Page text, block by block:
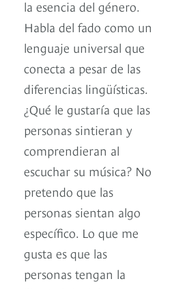
la esencia del género.
Habla del fado como un
lenguaje universal que
conecta a pesar de las
diferencias lingüísticas.
¿Qué le gustaría que las
personas sintieran y
comprendieran al
escuchar su música? No
pretendo que las
personas sientan algo
específico. Lo que me
gusta es que las
personas tengan la